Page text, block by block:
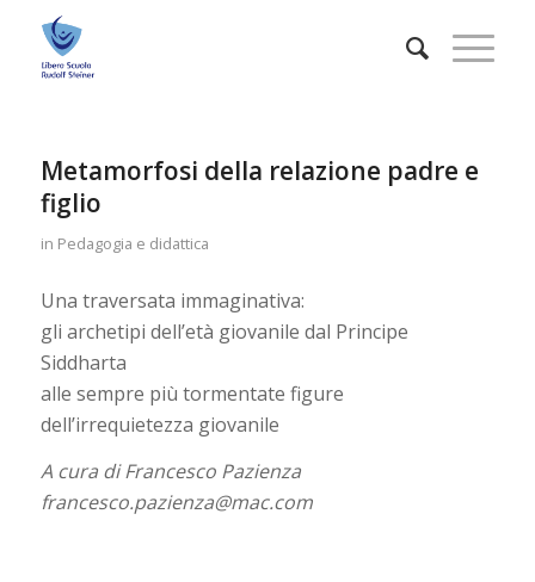
Metamorfosi della relazione padre e
figlio
in Pedagogia e didattica
Una traversata immaginativa:
gli archetipi dell’età giovanile dal Principe
Siddharta
alle sempre più tormentate figure
dell’irrequietezza giovanile
A cura di Francesco Pazienza
francesco.pazienza@mac.com